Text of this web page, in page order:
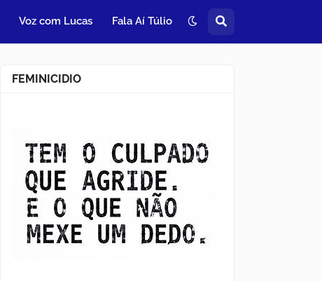
Voz com Lucas Fala Aí Túlio
FEMINICIDIO